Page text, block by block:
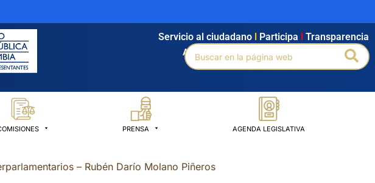
Agendamiento Intranet Búsqueda avanzada
Servicio al ciudadano Participa Transparencia
Buscar
por:
PRENSA AGENDA LEGISLATIVA
– Rubén Darío Molano Piñeros